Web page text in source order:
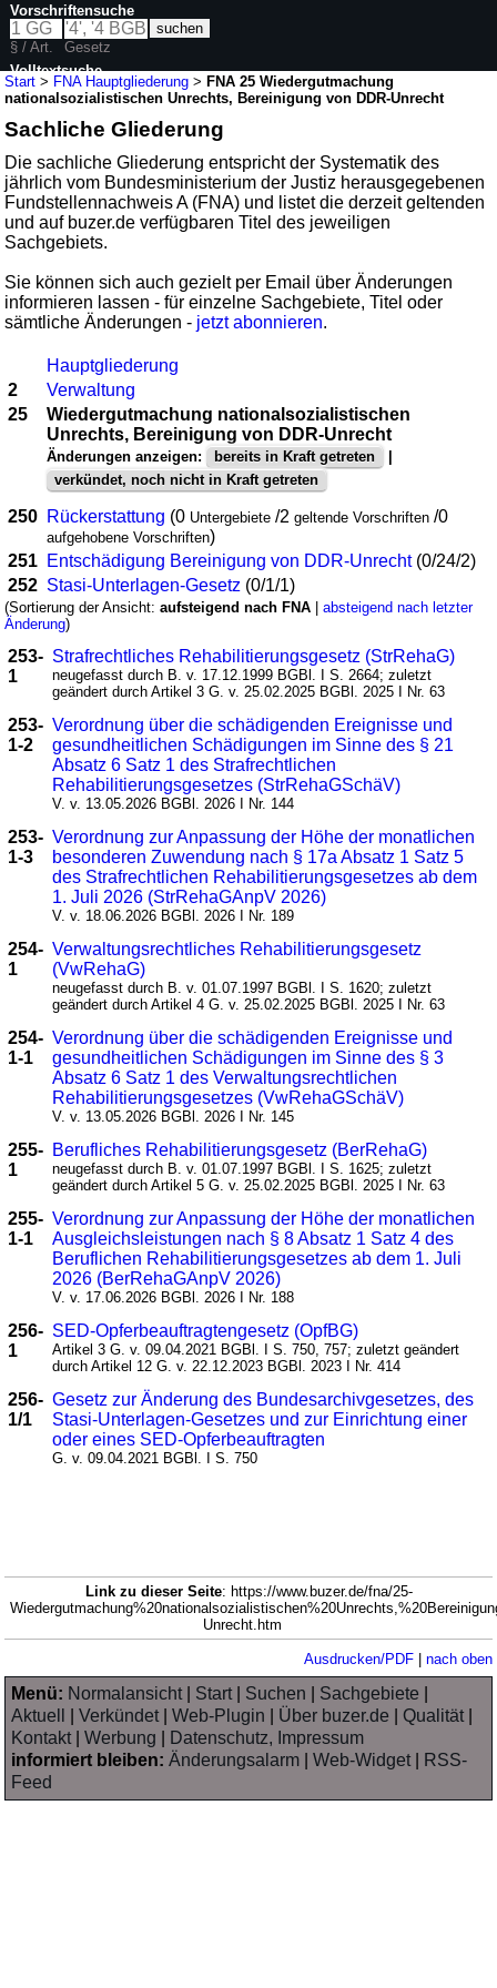
Start > FNA Hauptgliederung >FNA 25 Wiedergutmachung
nationalsozialistischen Unrechts, Bereinigung von DDR-Unrecht
Sachliche Gliederung
Die sachliche Gliederung entspricht der Systematik des
jährlich vom Bundesministerium der Justiz herausgegebenen
Fundstellennachweis A (FNA) und listet die derzeit geltenden
und auf buzer.de verfügbaren Titel des jeweiligen
Sachgebiets.
Sie können sich auch gezielt per Email über Änderungen
informieren lassen - für einzelne Sachgebiete, Titel oder
sämtliche Änderungen - jetzt abonnieren.
Hauptgliederung
2
Verwaltung
25
Wiedergutmachung nationalsozialistischen
Unrechts, Bereinigung von DDR-Unrecht
Änderungen anzeigen: bereits in Kraft getreten
|
verkündet, noch nicht in Kraft getreten
250 Rückerstattung (0 Untergebiete /2geltende Vorschriften /0
aufgehobene Vorschriften)
251 Entschädigung Bereinigung von DDR-Unrecht(0/24/2)
252 Stasi-Unterlagen-Gesetz (0/1/1)
(Sortierung der Ansicht:aufsteigend nach FNA |absteigend nach letzter
Änderung)
253-
1
Strafrechtliches Rehabilitierungsgesetz (StrRehaG)
neugefasst durch B. v. 17.12.1999 BGBl. I S. 2664; zuletzt
geändert durch Artikel 3 G. v. 25.02.2025 BGBl. 2025 I Nr. 63
253-
1-2
Verordnung über die schädigenden Ereignisse und
gesundheitlichen Schädigungen im Sinne des § 21
Absatz 6 Satz 1 des Strafrechtlichen
Rehabilitierungsgesetzes (StrRehaGSchäV)
V. v. 13.05.2026 BGBl. 2026 I Nr. 144
253-
1-3
Verordnung zur Anpassung der Höhe der monatlichen
besonderen Zuwendung nach § 17a Absatz 1 Satz 5
des Strafrechtlichen Rehabilitierungsgesetzes ab dem
1. Juli 2026 (StrRehaGAnpV 2026)
V. v. 18.06.2026 BGBl. 2026 I Nr. 189
254-
1
Verwaltungsrechtliches Rehabilitierungsgesetz
(VwRehaG)
neugefasst durch B. v. 01.07.1997 BGBl. I S. 1620; zuletzt
geändert durch Artikel 4 G. v. 25.02.2025 BGBl. 2025 I Nr. 63
254-
1-1
Verordnung über die schädigenden Ereignisse und
gesundheitlichen Schädigungen im Sinne des § 3
Absatz 6 Satz 1 des Verwaltungsrechtlichen
Rehabilitierungsgesetzes (VwRehaGSchäV)
V. v. 13.05.2026 BGBl. 2026 I Nr. 145
255-
1
Berufliches Rehabilitierungsgesetz (BerRehaG)
neugefasst durch B. v. 01.07.1997 BGBl. I S. 1625; zuletzt
geändert durch Artikel 5 G. v. 25.02.2025 BGBl. 2025 I Nr. 63
255-
1-1
Verordnung zur Anpassung der Höhe der monatlichen
Ausgleichsleistungen nach § 8 Absatz 1 Satz 4 des
Beruflichen Rehabilitierungsgesetzes ab dem 1. Juli
2026 (BerRehaGAnpV 2026)
V. v. 17.06.2026 BGBl. 2026 I Nr. 188
256-
1
SED-Opferbeauftragtengesetz (OpfBG)
Artikel 3 G. v. 09.04.2021 BGBl. I S. 750, 757; zuletzt geändert
durch Artikel 12 G. v. 22.12.2023 BGBl. 2023 I Nr. 414
256-
1/1
Gesetz zur Änderung des Bundesarchivgesetzes, des
Stasi-Unterlagen-Gesetzes und zur Einrichtung einer
oder eines SED-Opferbeauftragten
G. v. 09.04.2021 BGBl. I S. 750
Vorschriftensuche
§ / Art.
Gesetz
Volltextsuche
Link zu dieser Seite: https://www.buzer.de/fna/25-
Unrecht.htm
Ausdrucken/PDF| nach oben
Menü: Normalansicht| Start| Suchen Sachgebiete
Aktuell
|Verkündet|Web-Plugin Über buzer.de |Qualität|
Kontakt|Werbung
Datenschutz, Impressum
informiert bleiben: Änderungsalarm |Web-Widget|
RSS-
Feed